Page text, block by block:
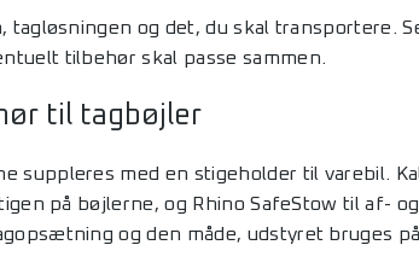
og det, du skal transportere.
tilbehør skal passe sammen.
til tagbøjler
suppleres med en stigeholder til varebil.
på bøjlerne, og Rhino SafeStow til af-
og den måde, udstyret bruges på